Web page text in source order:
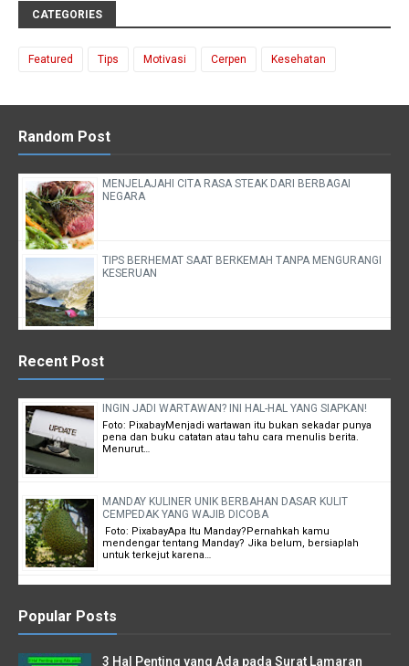
CATEGORIES
Featured Tips Motivasi Cerpen Kesehatan
Random Post
MENJELAJAHI CITA RASA STEAK DARI BERBAGAI
NEGARA
TIPS BERHEMAT SAAT BERKEMAH TANPA MENGURANGI
KESERUAN
Recent Post
INGIN JADI WARTAWAN? INI HAL-HAL YANG SIAPKAN!
Foto: PixabayMenjadi wartawan itu bukan sekadar punya
pena dan buku catatan atau tahu cara menulis berita.
Menurut…
MANDAY KULINER UNIK BERBAHAN DASAR KULIT
CEMPEDAK YANG WAJIB DICOBA
Foto: PixabayApa Itu Manday?Pernahkah kamu
mendengar tentang Manday? Jika belum, bersiaplah
untuk terkejut karena…
Popular Posts
3 Hal Penting yang Ada pada Surat Lamaran